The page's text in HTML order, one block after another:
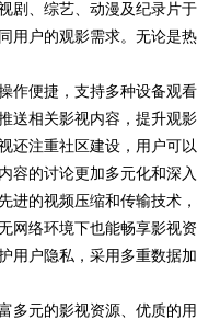
剧、综艺、动漫及纪录片
用户的观影需求。无论是
作便捷，支持多种设备观
送相关影视内容，提升观影
还注重社区建设，用户可
容的讨论更加多元化和深入
进的视频压缩和传输技术
网络环境下也能畅享影视资
用户隐私，采用多重数据
多元的影视资源、优质的